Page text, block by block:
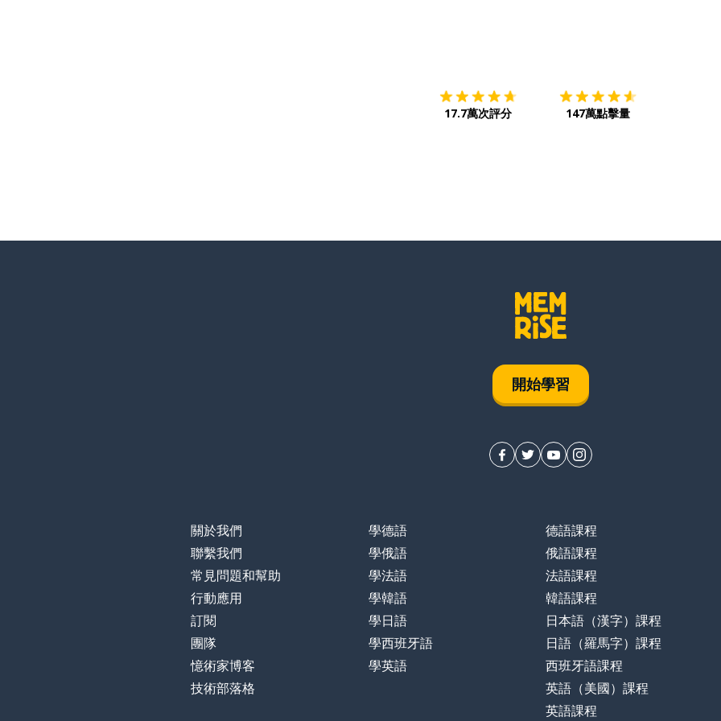
17.7萬次評分 147萬點擊量
開始學習
關於我們
聯繫我們
常見問題和幫助
行動應用
訂閱
團隊
憶術家博客
技術部落格
學德語
學俄語
學法語
學韓語
學日語
學西班牙語
學英語
德語課程
俄語課程
法語課程
韓語課程
日本語（漢字）課程
日語（羅馬字）課程
西班牙語課程
英語（美國）課程
英語課程